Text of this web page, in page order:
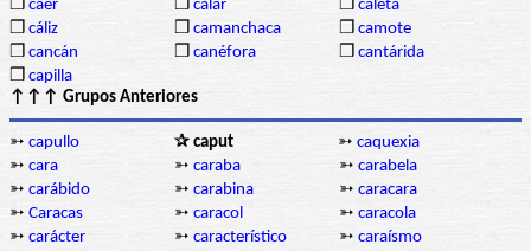
❒ caer ❒ calar ❒ caleta
❒ cáliz ❒ camanchaca ❒ camote
❒ cancán ❒ canéfora ❒ cantárida
❒ capilla
↑↑↑ Grupos Anteriores
➳ capullo ✰ caput ➳ caquexia
➳ cara ➳ caraba ➳ carabela
➳ carábido ➳ carabina ➳ caracara
➳ Caracas ➳ caracol ➳ caracola
➳ carácter ➳ característico ➳ caraísmo